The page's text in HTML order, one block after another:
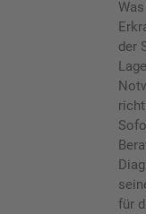
der
für